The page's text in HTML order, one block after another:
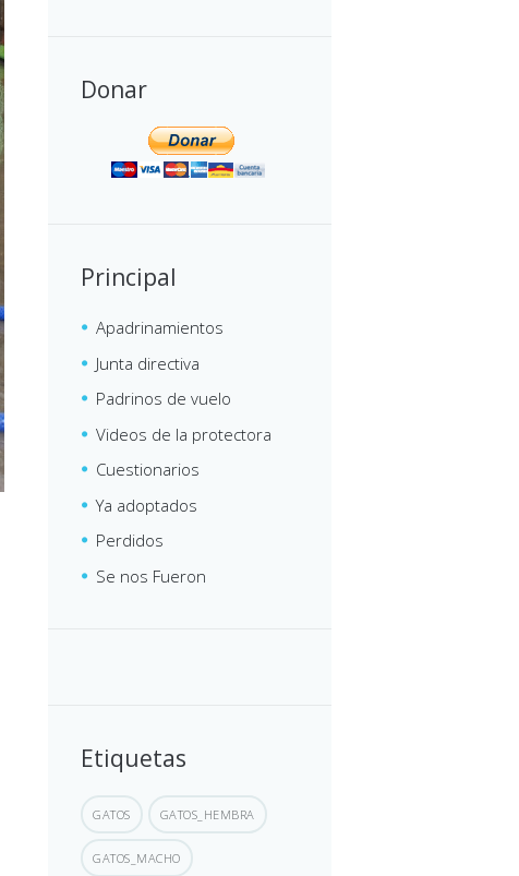
Donar
Principal
Apadrinamientos
Junta directiva
Padrinos de vuelo
Videos de la protectora
Cuestionarios
Ya adoptados
Perdidos
Se nos Fueron
Etiquetas
GATOS GATOS_HEMBRA
GATOS_MACHO